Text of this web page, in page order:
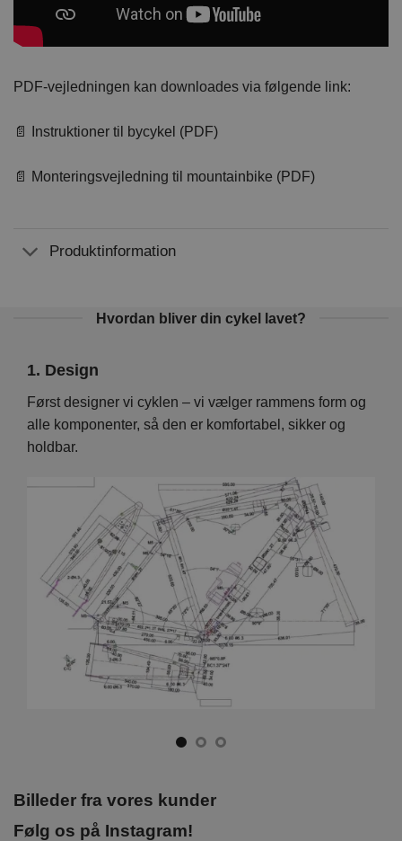
PDF-vejledningen kan downloades via følgende link:
📄 Instruktioner til bycykel (PDF)
📄 Monteringsvejledning til mountainbike (PDF)
Produktinformation
Hvordan bliver din cykel lavet?
1. Design
Først designer vi cyklen – vi vælger rammens form og
alle komponenter, så den er komfortabel, sikker og
holdbar.
Billeder fra vores kunder
Følg os på Instagram!